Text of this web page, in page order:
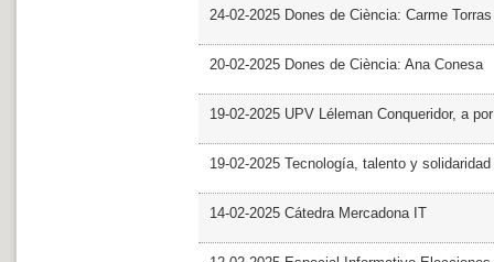
24-02-2025 Dones de Ciència: Carme Torras
20-02-2025 Dones de Ciència: Ana Conesa
19-02-2025 UPV Léleman Conqueridor, a
19-02-2025 Tecnología, talento y
14-02-2025 Cátedra Mercadona IT